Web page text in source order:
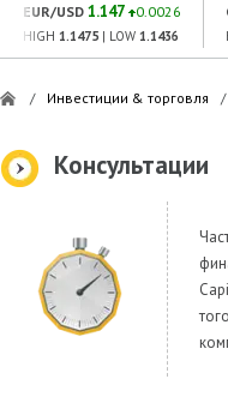
EUR/USD 1.147 0.0026
HIGH 1.1475 | LOW 1.1436
/ Инвестиции & торговля /
Консультации